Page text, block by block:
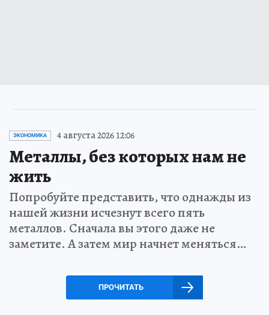
ЭКОНОМИКА 4 августа 2026 12:06
Металлы, без которых нам не
жить
Попробуйте представить, что однажды из
нашей жизни исчезнут всего пять
металлов. Сначала вы этого даже не
заметите. А затем мир начнет меняться…
ПРОЧИТАТЬ